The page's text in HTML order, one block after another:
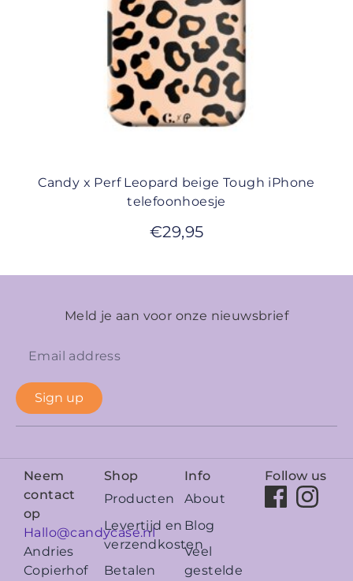
Candy x Perf Leopard beige Tough iPhone
telefoonhoesje
€29,95
Meld je aan voor onze nieuwsbrief
Sign up
Neem
contact
op
Hallo@candycase.nl
Andries
Copierhof
Shop
Producten
Levertijd en
verzendkosten
Betalen
Info
About
Blog
Veel
gestelde
Follow us